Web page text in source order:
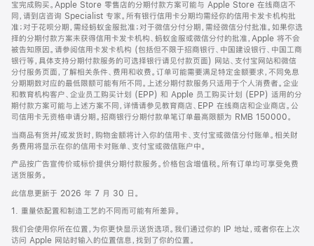
宝完成购买。Apple Store 零售店的分期付款方案可能与 Apple Store 在线商店不
同，请到店咨询 Specialist 专家。所有银行信用卡分期均需经你的信用卡发卡机构批
准；对于花呗分期，需经蚂蚁金服批准；对于微信分付分期，需经微信分付批准。如果你选
择的分期付款方案未获得信用卡发卡机构、蚂蚁金服或微信分付的批准，Apple 将不会
被告知原因。请参阅信用卡发卡机构 (包括但不限于招商银行、中国建设银行、中国工商
银行等，具体支持分期付款服务的可选择银行请见付款页面) 网站、支付宝网站和微信
分付服务页面，了解相关条件、费用和收费。订单可能需要满足特定金额要求，不同免息
分期期数对应的最低限额可能有所不同。上述分期付款服务只适用于个人消费者。企业
和教育机构客户、企业员工购买计划 (EPP) 和 Apple 员工购买计划 (EPP) 适用的分
期付款方案可能与上述方案不同，详情请参见教育商店、EPP 在线商店和企业商店。公
司信用卡无资格申请分期。招商银行分期付款单笔订单最高限额为 RMB 150000。
当商品有货并/或发货时，购物金额将计入你的信用卡、支付宝或微信分付账单。相关财
务费用将显示在你的信用卡对账单、支付宝或微信账户中。
产品按广告宣传价或标价提供分期付款服务。价格包含增值税。所有订单均可享受免费
送货服务。
此信息更新于 2026 年 7 月 30 日。
1. 重量依配置和制造工艺的不同而可能有所差异。
我们会使用你所在位置，为你更快显示送货选项。我们通过你的 IP 地址，或者你在上次
访问 Apple 网站时输入的位置信息，找到了你的位置。